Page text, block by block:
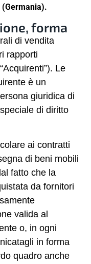
forma
di vendita
rapporti
Le
è un
giuridica di
di diritto
ai contratti
di beni mobili
fatto che la
da fornitori
valida al
o, in ogni
in forma
quadro anche